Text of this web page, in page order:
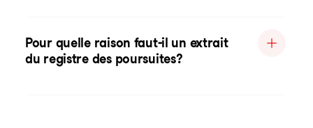
Pour quelle raison faut-il un extrait
du registre des poursuites?